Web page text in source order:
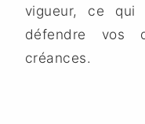
vigueur, ce
défendre vos
créances.